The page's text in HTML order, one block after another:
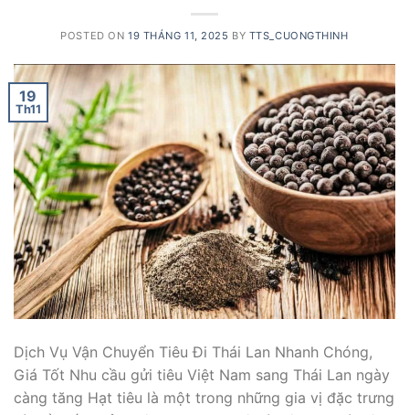
POSTED ON 19 THÁNG 11, 2025 BY TTS_CUONGTHINH
19
Th11
Dịch Vụ Vận Chuyển Tiêu Đi Thái Lan Nhanh Chóng,
Giá Tốt Nhu cầu gửi tiêu Việt Nam sang Thái Lan ngày
càng tăng Hạt tiêu là một trong những gia vị đặc trưng